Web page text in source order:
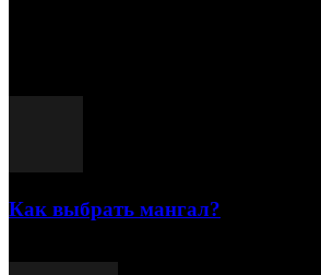
Как выбрать мангал?